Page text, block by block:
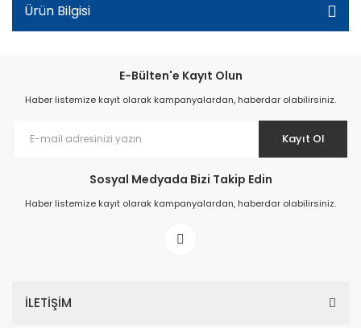
Ürün Bilgisi
E-Bülten'e Kayıt Olun
Haber listemize kayıt olarak kampanyalardan, haberdar olabilirsiniz.
Kayıt Ol
Sosyal Medyada Bizi Takip Edin
Haber listemize kayıt olarak kampanyalardan, haberdar olabilirsiniz.
İLETİŞİM